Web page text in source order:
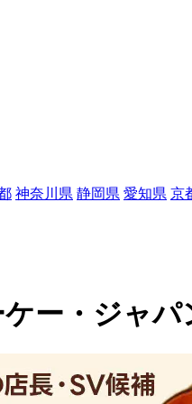
神奈川県 静岡県 愛知県 京
ー・ジャパ